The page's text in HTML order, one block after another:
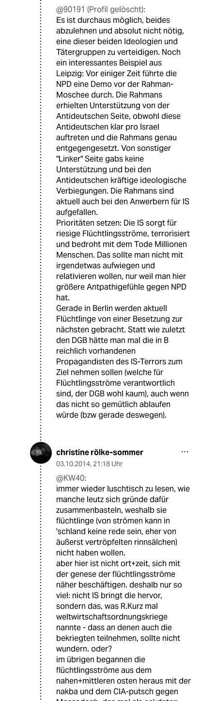
@90191 (Profil gelöscht):
Es ist durchaus möglich, beides
abzulehnen und absolut nicht nötig,
eine dieser beiden Ideologien und
Tätergruppen zu verteidigen. Noch
ein interessantes Beispiel aus
Leipzig: Vor einiger Zeit führte die
NPD eine Demo vor der Rahman-
Moschee durch. Die Rahmans
erhielten Unterstützung von der
Antideutschen Seite, obwohl diese
Antideutschen klar pro Israel
auftreten und die Rahmans genau
entgegengesetzt. Von sonstiger
"Linker" Seite gabs keine
Unterstützung und bei den
Antideutschen kräftige ideologische
Verbiegungen. Die Rahmans sind
aktuell auch bei den Anwerbern für IS
aufgefallen.
Prioritäten setzen: Die IS sorgt für
riesige Flüchtlingsströme, terrorisiert
und bedroht mit dem Tode Millionen
Menschen. Das sollte man nicht mit
irgendetwas aufwiegen und
relativieren wollen, nur weil man hier
größere Antpathigefühle gegen NPD
hat.
Gerade in Berlin werden aktuell
Flüchtlinge von einer Besetzung zur
nächsten gebracht. Statt wie zuletzt
den DGB hätte man mal die in B
reichlich vorhandenen
Propagandisten des IS-Terrors zum
Ziel nehmen sollen (welche für
Flüchtlingsströme verantwortlich
sind, der DGB wohl kaum), auch wenn
das nicht so gemütlich ablaufen
würde (bzw gerade deswegen).
christine rölke-sommer
03.10.2014, 21:18 Uhr
@KW40:
immer wieder luschtisch zu lesen, wie
manche leutz sich gründe dafür
zusammenbasteln, weshalb sie
flüchtlinge (von strömen kann in
'schland keine rede sein, eher von
äußerst vertröpfelten rinnsälchen)
nicht haben wollen.
aber hier ist nicht ort+zeit, sich mit
der genese der flüchtlingsströme
näher beschäftigen. deshalb nur so
viel: nicht IS bringt die hervor,
sondern das, was R.Kurz mal
weltwirtschaftsordnungskriege
nannte - dass an denen auch die
bekriegten teilnehmen, sollte nicht
wundern. oder?
im übrigen begannen die
flüchtlingsströme aus dem
nahen+mittleren osten heraus mit der
nakba und dem CIA-putsch gegen